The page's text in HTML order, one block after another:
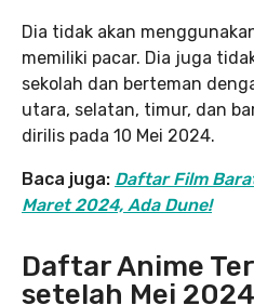
Dia tidak akan
memiliki pacar. Dia juga
sekolah dan berteman
utara, selatan, timur, dan
dirilis pada 10 Mei 2024.
Baca juga: Daftar Film
Maret 2024, Ada Dune!
Daftar Anime
setelah Mei 2024